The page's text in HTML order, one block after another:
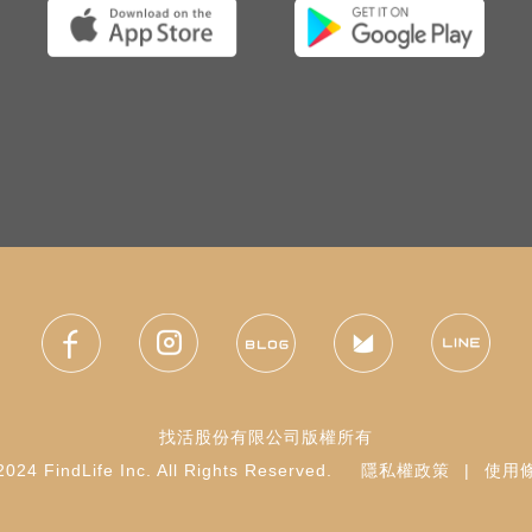
找活股份有限公司版權所有
FindLife Inc. All Rights Reserved.
隱私權政策 | 使用